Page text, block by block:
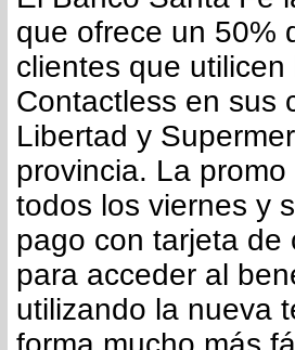
que ofrece un 50%
clientes que
Contactless en sus
Libertad y
provincia. La
todos los viernes y
pago con tarjeta de
para acceder al
utilizando la nueva